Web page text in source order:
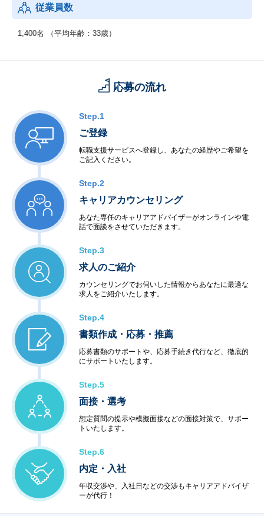
ティサービス
・Webアプリ、スマホアプリ開発・運用
・ECサイト運用管理
従業員数
1,400名 （平均年齢：33歳）
応募の流れ
Step.1
ご登録
転職支援サービスへ登録し、あなたの経歴やご希望を
ご記入ください。
Step.2
キャリアカウンセリング
あなた専任のキャリアアドバイザーがオンラインや電
話で面談をさせていただきます。
Step.3
求人のご紹介
カウンセリングでお伺いした情報からあなたに最適な
求人をご紹介いたします。
Step.4
書類作成・応募・推薦
応募書類のサポートや、応募手続き代行など、徹底的
にサポートいたします。
Step.5
面接・選考
想定質問の提示や模擬面接などの面接対策で、サポー
トいたします。
Step.6
内定・入社
年収交渉や、入社日などの交渉もキャリアアドバイザ
ーが代行！